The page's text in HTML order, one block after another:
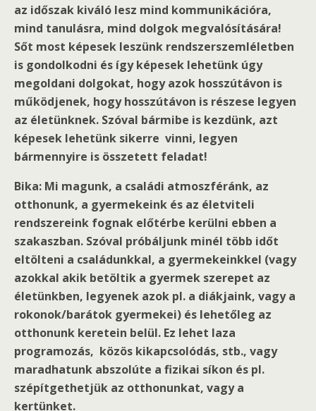
az időszak kiváló lesz mind kommunikációra,
mind tanulásra, mind dolgok megvalósítására!
Sőt most képesek leszünk rendszerszemléletben
is gondolkodni és így képesek lehetünk úgy
megoldani dolgokat, hogy azok hosszútávon is
működjenek, hogy hosszútávon is részese legyen
az életünknek. Szóval bármibe is kezdünk, azt
képesek lehetünk sikerre vinni, legyen
bármennyire is összetett feladat!
Bika: Mi magunk, a családi atmoszféránk, az
otthonunk, a gyermekeink és az életviteli
rendszereink fognak előtérbe kerülni ebben a
szakaszban. Szóval próbáljunk minél több időt
eltölteni a családunkkal, a gyermekeinkkel (vagy
azokkal akik betöltik a gyermek szerepet az
életünkben, legyenek azok pl. a diákjaink, vagy a
rokonok/barátok gyermekei) és lehetőleg az
otthonunk keretein belül. Ez lehet laza
programozás, közös kikapcsolódás, stb., vagy
maradhatunk abszolúte a fizikai síkon és pl.
szépítgethetjük az otthonunkat, vagy a
kertünket.